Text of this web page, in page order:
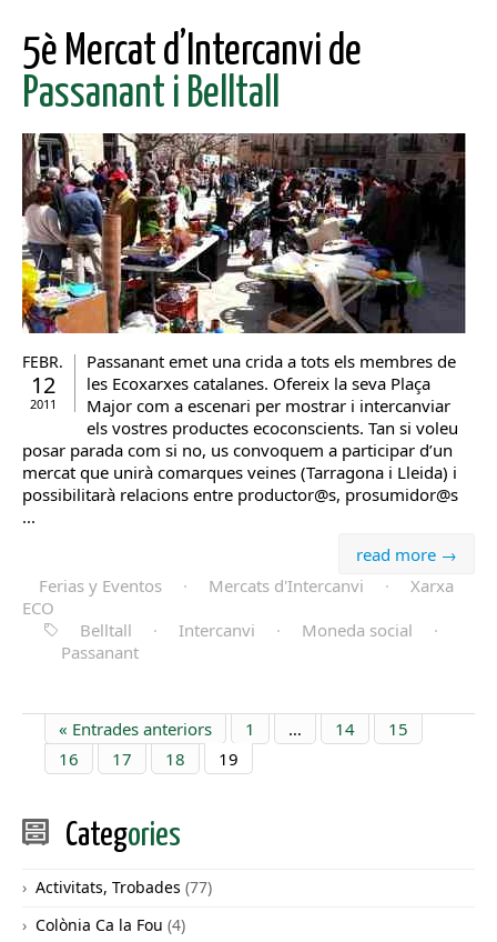
5è Mercat d’Intercanvi de
Passanant i Belltall
FEBR.
12
2011
Passanant emet una crida a tots els membres de
les Ecoxarxes catalanes. Ofereix la seva Plaça
Major com a escenari per mostrar i intercanviar
els vostres productes ecoconscients. Tan si voleu
posar parada com si no, us convoquem a participar d’un
mercat que unirà comarques veines (Tarragona i Lleida) i
possibilitarà relacions entre productor@s, prosumidor@s
...
read more →
Ferias y Eventos
· Mercats d'Intercanvi ·
Xarxa
ECO
Belltall
· Intercanvi · Moneda social
·
Passanant
« Entrades anteriors 1 … 14
15
16
17 18 19
Categories
Activitats, Trobades (77)
Colònia Ca la Fou (4)